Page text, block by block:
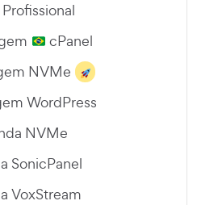
cPanel
NVMe
WordPress
NVMe
SonicPanel
VoxStream